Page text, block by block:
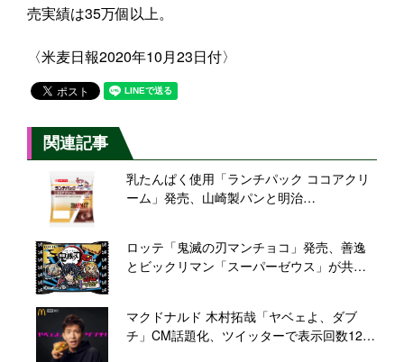
売実績は35万個以上。
〈米麦日報2020年10月23日付〉
関連記事
乳たんぱく使用「ランチパック ココアクリ
ーム」発売、山崎製パンと明治
ロッテ「鬼滅の刃マンチョコ」発売、善逸
とビックリマン「スーパーゼウス」が共
マクドナルド 木村拓哉「ヤベェよ、ダブ
チ」CM話題化、ツイッターで表示回数1260